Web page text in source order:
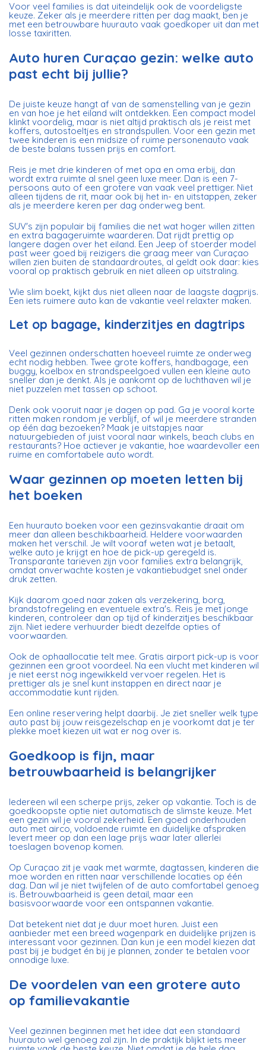
Voor veel families is dat uiteindelijk ook de voordeligste
keuze. Zeker als je meerdere ritten per dag maakt, ben je
met een betrouwbare huurauto vaak goedkoper uit dan met
losse taxiritten.
Auto huren Curaçao gezin: welke auto
past echt bij jullie?
De juiste keuze hangt af van de samenstelling van je gezin
en van hoe je het eiland wilt ontdekken. Een compact model
klinkt voordelig, maar is niet altijd praktisch als je reist met
koffers, autostoeltjes en strandspullen. Voor een gezin met
twee kinderen is een midsize of ruime personenauto vaak
de beste balans tussen prijs en comfort.
Reis je met drie kinderen of met opa en oma erbij, dan
wordt extra ruimte al snel geen luxe meer. Dan is een 7-
persoons auto of een grotere van vaak veel prettiger. Niet
alleen tijdens de rit, maar ook bij het in- en uitstappen, zeker
als je meerdere keren per dag onderweg bent.
SUV's zijn populair bij families die net wat hoger willen zitten
en extra bagageruimte waarderen. Dat rijdt prettig op
langere dagen over het eiland. Een Jeep of stoerder model
past weer goed bij reizigers die graag meer van Curaçao
willen zien buiten de standaardroutes, al geldt ook daar: kies
vooral op praktisch gebruik en niet alleen op uitstraling.
Wie slim boekt, kijkt dus niet alleen naar de laagste dagprijs.
Een iets ruimere auto kan de vakantie veel relaxter maken.
Let op bagage, kinderzitjes en dagtrips
Veel gezinnen onderschatten hoeveel ruimte ze onderweg
echt nodig hebben. Twee grote koffers, handbagage, een
buggy, koelbox en strandspeelgoed vullen een kleine auto
sneller dan je denkt. Als je aankomt op de luchthaven wil je
niet puzzelen met tassen op schoot.
Denk ook vooruit naar je dagen op pad. Ga je vooral korte
ritten maken rondom je verblijf, of wil je meerdere stranden
op één dag bezoeken? Maak je uitstapjes naar
natuurgebieden of juist vooral naar winkels, beach clubs en
restaurants? Hoe actiever je vakantie, hoe waardevoller een
ruime en comfortabele auto wordt.
Waar gezinnen op moeten letten bij
het boeken
Een huurauto boeken voor een gezinsvakantie draait om
meer dan alleen beschikbaarheid. Heldere voorwaarden
maken het verschil. Je wilt vooraf weten wat je betaalt,
welke auto je krijgt en hoe de pick-up geregeld is.
Transparante tarieven zijn voor families extra belangrijk,
omdat onverwachte kosten je vakantiebudget snel onder
druk zetten.
Kijk daarom goed naar zaken als verzekering, borg,
brandstofregeling en eventuele extra's. Reis je met jonge
kinderen, controleer dan op tijd of kinderzitjes beschikbaar
zijn. Niet iedere verhuurder biedt dezelfde opties of
voorwaarden.
Ook de ophaallocatie telt mee. Gratis airport pick-up is voor
gezinnen een groot voordeel. Na een vlucht met kinderen wil
je niet eerst nog ingewikkeld vervoer regelen. Het is
prettiger als je snel kunt instappen en direct naar je
accommodatie kunt rijden.
Een online reservering helpt daarbij. Je ziet sneller welk type
auto past bij jouw reisgezelschap en je voorkomt dat je ter
plekke moet kiezen uit wat er nog over is.
Goedkoop is fijn, maar
betrouwbaarheid is belangrijker
Iedereen wil een scherpe prijs, zeker op vakantie. Toch is de
goedkoopste optie niet automatisch de slimste keuze. Met
een gezin wil je vooral zekerheid. Een goed onderhouden
auto met airco, voldoende ruimte en duidelijke afspraken
levert meer op dan een lage prijs waar later allerlei
toeslagen bovenop komen.
Op Curaçao zit je vaak met warmte, dagtassen, kinderen die
moe worden en ritten naar verschillende locaties op één
dag. Dan wil je niet twijfelen of de auto comfortabel genoeg
is. Betrouwbaarheid is geen detail, maar een
basisvoorwaarde voor een ontspannen vakantie.
Dat betekent niet dat je duur moet huren. Juist een
aanbieder met een breed wagenpark en duidelijke prijzen is
interessant voor gezinnen. Dan kun je een model kiezen dat
past bij je budget én bij je plannen, zonder te betalen voor
onnodige luxe.
De voordelen van een grotere auto
op familievakantie
Veel gezinnen beginnen met het idee dat een standaard
huurauto wel genoeg zal zijn. In de praktijk blijkt iets meer